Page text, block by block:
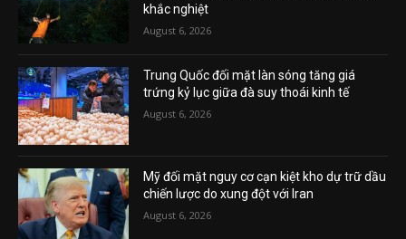
khắc nghiệt
August 6, 2026
Trung Quốc đối mặt làn sóng tăng giá
trứng kỷ lục giữa đà suy thoái kinh tế
August 6, 2026
Mỹ đối mặt nguy cơ cạn kiệt kho dự trữ dầu
chiến lược do xung đột với Iran
August 6, 2026